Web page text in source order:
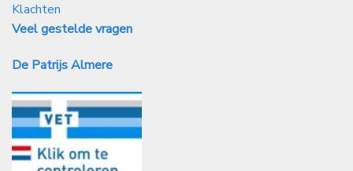
Klachten
Veel gestelde vragen
De Patrijs Almere